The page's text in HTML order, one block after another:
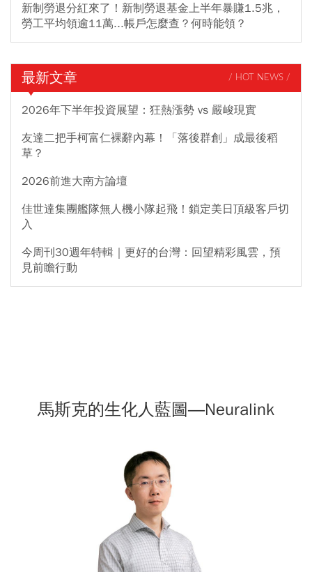
新制勞退分紅來了！新制勞退基金上半年暴賺1.5兆，
勞工平均領逾11萬...帳戶怎麼查？何時能領？
最新文章 / HOT NEWS /
2026年下半年投資展望：狂熱漲勢 vs 嚴峻現實
友達二把手柯富仁裸辭內幕！「落後群創」成最後稻
草？
2026前進大南方論壇
佳世達集團艦隊無人機小隊起飛！鎖定美日頂級客戶切
入
今周刊30週年特輯｜更好的台灣：回望精彩風雲，預
見前瞻行動
馬斯克的生化人藍圖―Neuralink